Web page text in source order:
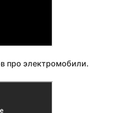
про электромобили.